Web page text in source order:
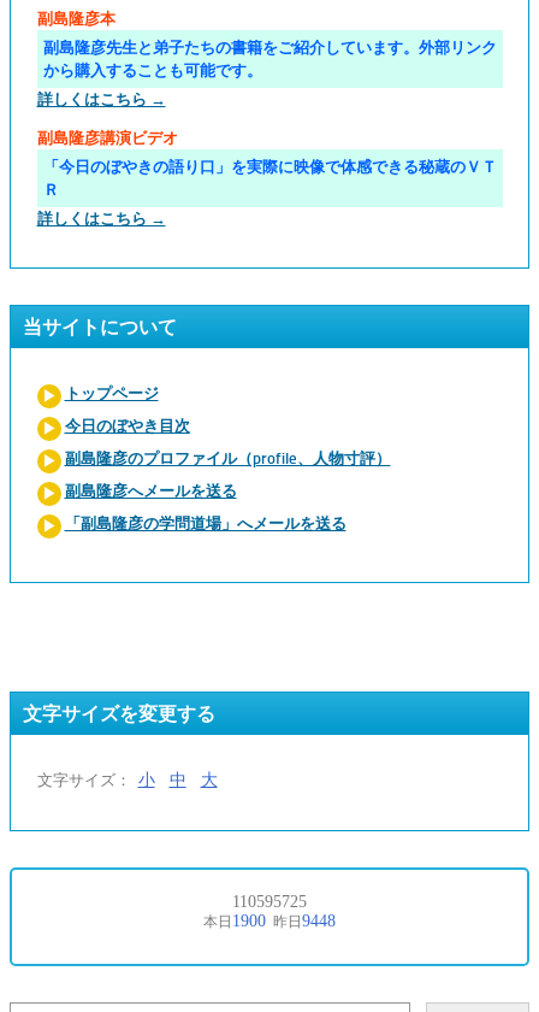
副島隆彦本
副島隆彦先生と弟子たちの書籍をご紹介しています。外部リンク
から購入することも可能です。
詳しくはこちら →
副島隆彦講演ビデオ
「今日のぼやきの語り口」を実際に映像で体感できる秘蔵のＶＴ
Ｒ
詳しくはこちら →
当サイトについて
トップページ
今日のぼやき目次
副島隆彦のプロファイル（profile、人物寸評）
副島隆彦へメールを送る
「副島隆彦の学問道場」へメールを送る
文字サイズを変更する
文字サイズ： 小 中 大